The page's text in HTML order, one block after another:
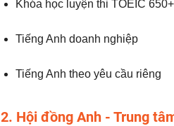
Khóa học luyện thi TOEIC 650+
Tiếng Anh doanh nghiệp
Tiếng Anh theo yêu cầu riêng
2. Hội đồng Anh - Trung